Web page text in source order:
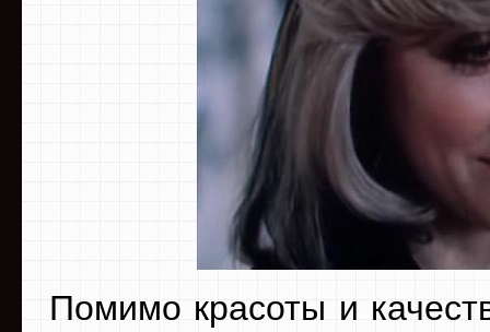
Помимо красоты и